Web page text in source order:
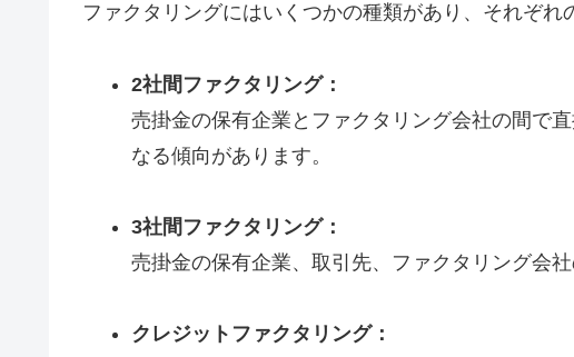
ファクタリングにはいくつかの種類があり、それぞ
2社間ファクタリング：
売掛金の保有企業とファクタリング会社の間で
なる傾向があります。
3社間ファクタリング：
売掛金の保有企業、取引先、ファクタリング会
クレジットファクタリング：